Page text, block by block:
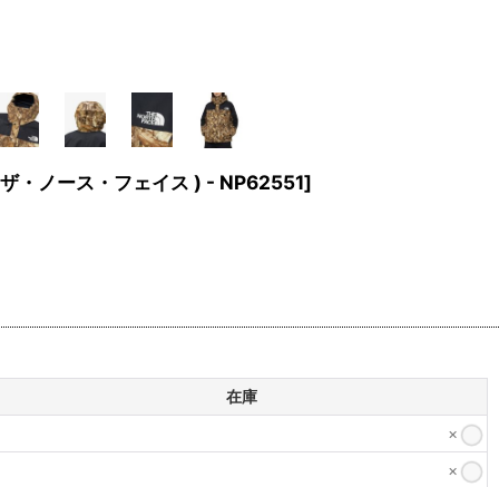
・ノース・フェイス ) - NP62551]
在庫
×
×